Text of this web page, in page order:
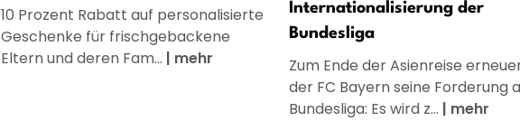
10 Prozent Rabatt auf personalisierte
Geschenke für frischgebackene
Eltern und deren Fam... | mehr
Internationalisierung der
Bundesliga
Zum Ende der Asienreise
der FC Bayern seine Forderung
Bundesliga: Es wird z... | mehr